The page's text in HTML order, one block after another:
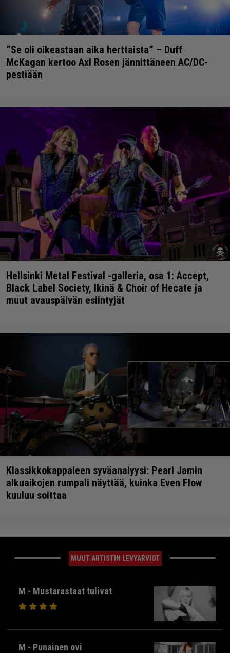
”Se oli oikeastaan aika herttaista” – Duff
McKagan kertoo Axl Rosen jännittäneen AC/DC-
pestiään
Hellsinki Metal Festival -galleria, osa 1: Accept,
Black Label Society, Ikinä & Choir of Hecate ja
muut avauspäivän esiintyjät
Klassikkokappaleen syväanalyysi: Pearl Jamin
alkuaikojen rumpali näyttää, kuinka Even Flow
kuuluu soittaa
MUUT ARTISTIN LEVYARVIOT
M - Mustarastaat tulivat
M - Punainen ovi